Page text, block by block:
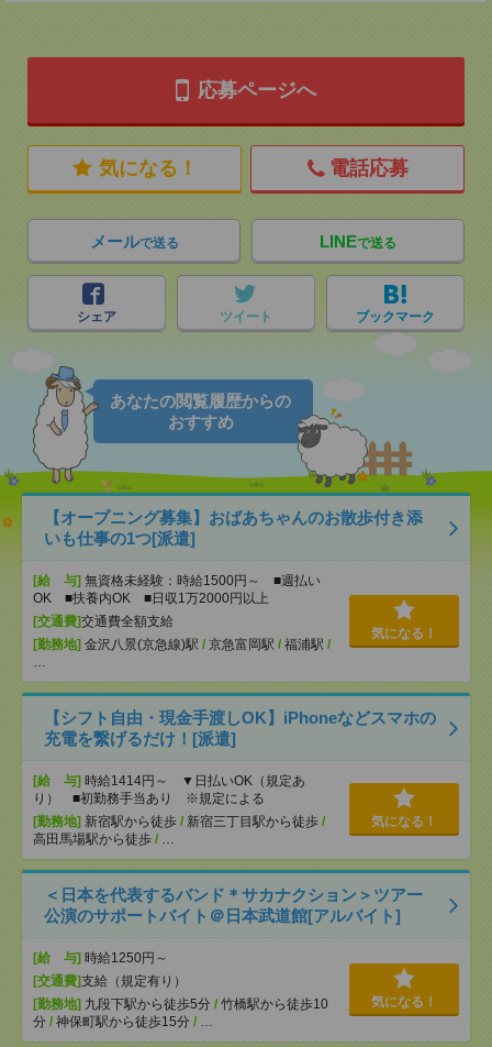
応募ページへ
気になる！ 電話応募
メールで送る LINEで送る
シェア ツイート ブックマーク
あなたの閲覧履歴からの
おすすめ
【オープニング募集】おばあちゃんのお散歩付き添
いも仕事の1つ[派遣]
[給 与] 無資格未経験：時給1500円～ ■週払い
OK ■扶養内OK ■日収1万2000円以上
[交通費]交通費全額支給
[勤務地] 金沢八景(京急線)駅 / 京急富岡駅 / 福浦駅 /
…
気になる！
【シフト自由・現金手渡しOK】iPhoneなどスマホの
充電を繋げるだけ！[派遣]
[給 与] 時給1414円～ ▼日払いOK（規定あ
り） ■初勤務手当あり ※規定による
[勤務地] 新宿駅から徒歩 / 新宿三丁目駅から徒歩 /
高田馬場駅から徒歩 / …
気になる！
＜日本を代表するバンド＊サカナクション＞ツアー
公演のサポートバイト＠日本武道館[アルバイト]
[給 与] 時給1250円～
[交通費]支給（規定有り）
[勤務地] 九段下駅から徒歩5分 / 竹橋駅から徒歩10
分 / 神保町駅から徒歩15分 / …
気になる！